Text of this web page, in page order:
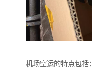
机场空运的特点包括：